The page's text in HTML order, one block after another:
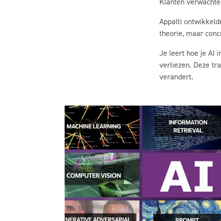
Appalti
theorie, maar
Je leert hoe je AI
verliezen. Deze
verandert.